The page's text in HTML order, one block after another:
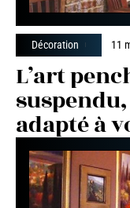
Décoration 11
L’art
adapté à